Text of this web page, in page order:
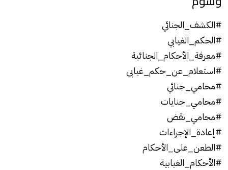
#الكشف_الجنائي
#الحكم_الغيابي
#معرفة_الأحكام_الجنائية
#استعلام_عن_حكم_غيابي
#محامي_جنائي
#محامي_جنايات
#محامي_نقض
#إعادة_الإجراءات
#الطعن_على_الأحكام
#الأحكام_الغيابية